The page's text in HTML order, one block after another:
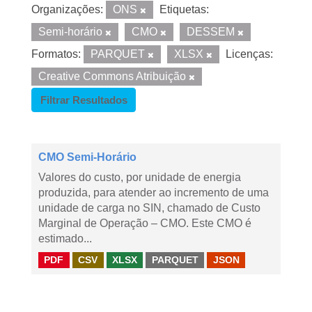
Organizações: ONS
Etiquetas:
Semi-horário
CMO
DESSEM
Formatos:
PARQUET XLSX
Licenças:
Creative Commons Atribuição
Filtrar Resultados
CMO Semi-Horário
Valores do custo, por unidade de energia
produzida, para atender ao incremento de uma
unidade de carga no SIN, chamado de Custo
Marginal de Operação – CMO. Este CMO é
estimado...
PDF CSV XLSX PARQUET JSON